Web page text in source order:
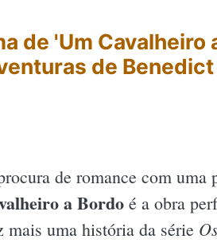
de 'Um Cavalheiro
de
de romance com uma
a Bordo é a obra
mais uma história da série